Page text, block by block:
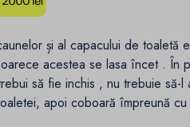
și al capacului de toaletă
acestea se lasa încet . În
să fie inchis , nu trebuie să-l
apoi coboară împreună cu